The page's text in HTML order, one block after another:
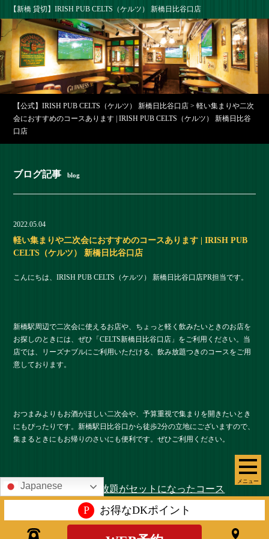
【新橋 貸切】IRISH PUB CELTS（ケルツ） 新橋日比谷口店
メニュー
【公式】IRISH PUB CELTS（ケルツ） 新橋日比谷口店 >軽い集まりや二次
会におすすめのコースあります | IRISH PUB CELTS（ケルツ） 新橋日比谷
口店
ブログ記事 blog
2022.05.04
軽い集まりや二次会におすすめのコースあります | IRISH PUB
CELTS（ケルツ） 新橋日比谷口店
こんにちは、IRISH PUB CELTS（ケルツ） 新橋日比谷口店PR担当です。
新橋駅周辺で二次会に使えるお店や、ちょっと軽く飲みたいときのお店を
お探しのときには、ぜひ「CELTS新橋⽇⽐⾕⼝店」をご利用ください。当
店では、リーズナブルにご利用いただける、飲み放題つきのコースをご用
意しております。
おつまみよりもお酒がほしい二次会や、予算重視で集まりを開きたいとき
にもぴったりです。新橋駅日比谷口から徒歩2分の立地にございますので、
集まるときにもお帰りのさいにも便利です。ぜひご利用ください。
軽いおつまみと飲み放題がセットになったコース
Japanese
P お得なDKポイント